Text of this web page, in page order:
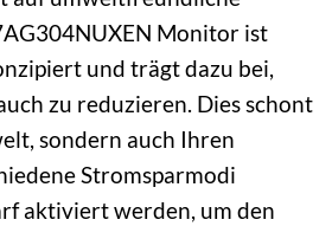
Monitor ist
und trägt dazu bei,
zu reduzieren. Dies schont
sondern auch Ihren
Stromsparmodi
aktiviert werden, um den